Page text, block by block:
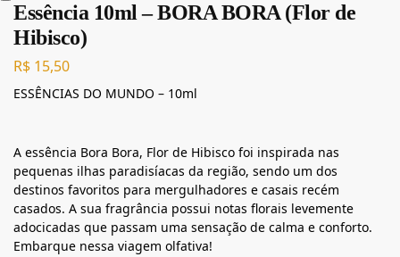
Essência 10ml – BORA BORA (Flor de
Hibisco)
R$ 15,50
ESSÊNCIAS DO MUNDO – 10ml
A essência Bora Bora, Flor de Hibisco foi inspirada nas
pequenas ilhas paradisíacas da região, sendo um dos
destinos favoritos para mergulhadores e casais recém
casados. A sua fragrância possui notas florais levemente
adocicadas que passam uma sensação de calma e conforto.
Embarque nessa viagem olfativa!